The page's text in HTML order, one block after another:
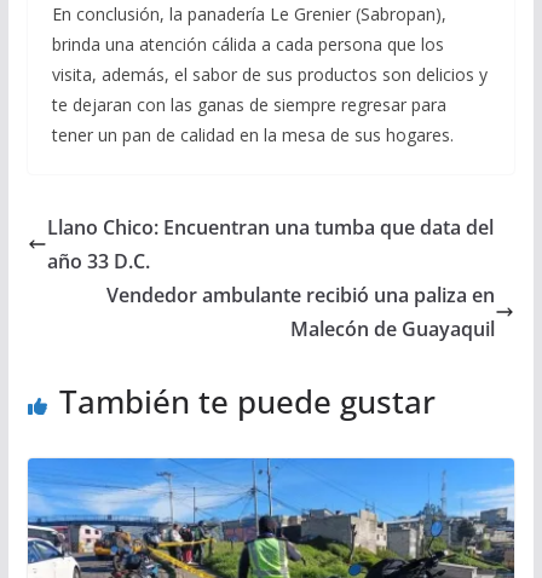
En conclusión, la panadería Le Grenier (Sabropan),
brinda una atención cálida a cada persona que los
visita, además, el sabor de sus productos son delicios y
te dejaran con las ganas de siempre regresar para
tener un pan de calidad en la mesa de sus hogares.
Llano Chico: Encuentran una tumba que data del
año 33 D.C.
Vendedor ambulante recibió una paliza en
Malecón de Guayaquil
También te puede gustar